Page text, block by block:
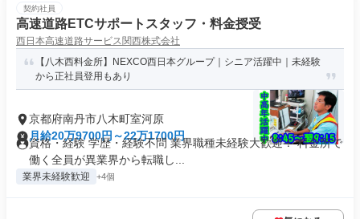
契約社員
高速道路ETCサポートスタッフ・料金授受
西日本高速道路サービス関西株式会社
【八木西料金所】NEXCO西日本グループ｜シニア活躍中｜未経験
から正社員登用もあり
京都府南丹市八木町室河原
月給20万9700円～22万1700円
資格・経験 学歴・経験不問 業界職種未経験大歓迎！ 料金所で
働く全員が異業界から転職し...
業界未経験歓迎 +4個